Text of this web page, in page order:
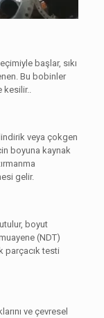
başlar, sıkı
Bu bobinler
kesilir..
veya çokgen
boyuna kaynak
gelir.
boyut
(NDT)
parçacık testi
ve çevresel